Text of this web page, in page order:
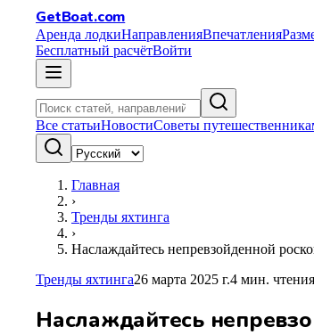
GetBoat.com
Аренда лодкиНаправленияВпечатления
Бесплатный расчётВойти
Все статьиНовостиСоветы
Главная
›
Тренды яхтинга
›
Наслаждайтесь непревзойденной
Тренды яхтинга26 марта 2025 г.4 мин. чтения
Наслаждайтесь